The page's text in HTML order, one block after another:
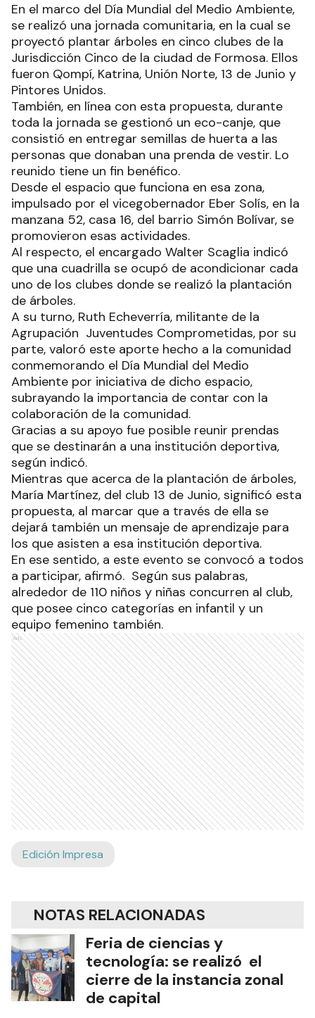
En el marco del Día Mundial del Medio Ambiente,
se realizó una jornada comunitaria, en la cual se
proyectó plantar árboles en cinco clubes de la
Jurisdicción Cinco de la ciudad de Formosa. Ellos
fueron Qompí, Katrina, Unión Norte, 13 de Junio y
Pintores Unidos.
También, en línea con esta propuesta, durante
toda la jornada se gestionó un eco-canje, que
consistió en entregar semillas de huerta a las
personas que donaban una prenda de vestir. Lo
reunido tiene un fin benéfico.
Desde el espacio que funciona en esa zona,
impulsado por el vicegobernador Eber Solís, en la
manzana 52, casa 16, del barrio Simón Bolívar, se
promovieron esas actividades.
Al respecto, el encargado Walter Scaglia indicó
que una cuadrilla se ocupó de acondicionar cada
uno de los clubes donde se realizó la plantación
de árboles.
A su turno, Ruth Echeverría, militante de la
Agrupación Juventudes Comprometidas, por su
parte, valoró este aporte hecho a la comunidad
conmemorando el Día Mundial del Medio
Ambiente por iniciativa de dicho espacio,
subrayando la importancia de contar con la
colaboración de la comunidad.
Gracias a su apoyo fue posible reunir prendas
que se destinarán a una institución deportiva,
según indicó.
Mientras que acerca de la plantación de árboles,
María Martínez, del club 13 de Junio, significó esta
propuesta, al marcar que a través de ella se
dejará también un mensaje de aprendizaje para
los que asisten a esa institución deportiva.
En ese sentido, a este evento se convocó a todos
a participar, afirmó. Según sus palabras,
alrededor de 110 niños y niñas concurren al club,
que posee cinco categorías en infantil y un
equipo femenino también.
Ads
Edición Impresa
NOTAS RELACIONADAS
Feria de ciencias y
tecnología: se realizó el
cierre de la instancia zonal
de capital